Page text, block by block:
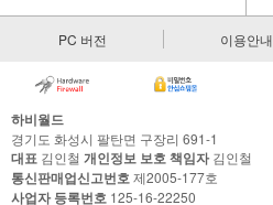
PC 버전 이용안내
하비월드
경기도 화성시 팔탄면 구장리 691-1
대표 김인철 개인정보 보호 책임자김인철
통신판매업신고번호제2005-177호
사업자 등록번호 125-16-22250